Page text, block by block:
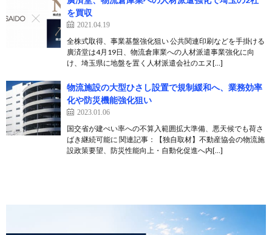
を買収
2021.04.19
全株式取得、事業基盤強化狙い 公共関連印刷などを手掛ける
廣済堂は4月19日、物流倉庫業への人材派遣事業強化に向
け、埼玉県に地盤を置く人材派遣会社のエヌ[…]
物流施設の大型ひさし設置で規制緩和へ、業務効率
化や防災機能強化狙い
2023.01.06
国交省が建ぺい率への不算入範囲拡大準備、悪天候でも荷さ
ばき継続可能に 関連記事：【独自取材】不動産協会の物流施
設政策要望、防災性能向上・自動化促進へ内[…]